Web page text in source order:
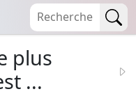
plus
...